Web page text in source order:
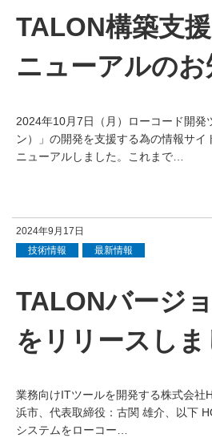
TALON構築支
ニューアルの
2024年10月7日（月）ローコード開発
ン）」の開発を支援する為の情報サイ
ニューアルしました。これまで…
2024年9月17日
技術情報
最新情報
TALONバージ
をリリースしま
業務向けITツールを開発する株式会社
浜市、代表取締役：古関 雄介、以下
システムをローコー…